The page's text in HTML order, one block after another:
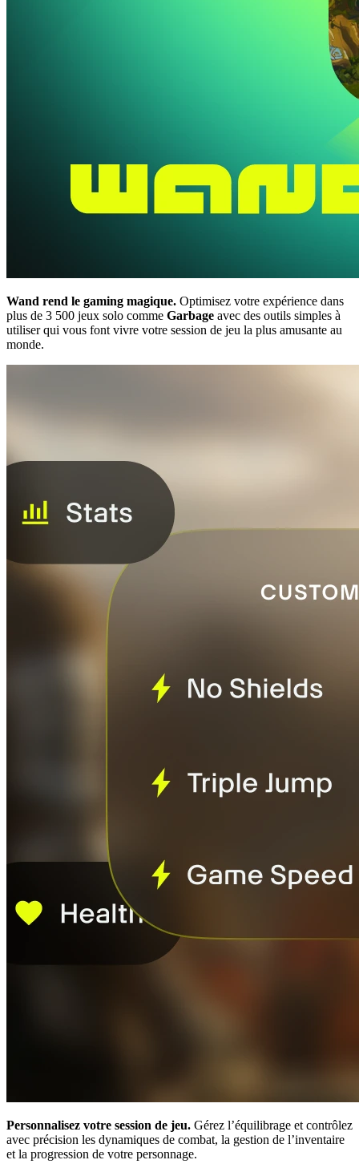
Wand rend le gaming magique. Optimisez votre expérience dans
plus de 3 500 jeux solo comme Garbage avec des outils simples à
utiliser qui vous font vivre votre session de jeu la plus amusante au
monde.
Personnalisez votre session de jeu. Gérez l’équilibrage et contrôlez
avec précision les dynamiques de combat, la gestion de l’inventaire
et la progression de votre personnage.